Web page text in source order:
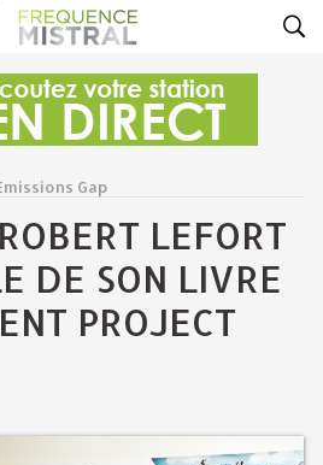
Gap
LEFORT
DE SON LIVRE
PROJECT